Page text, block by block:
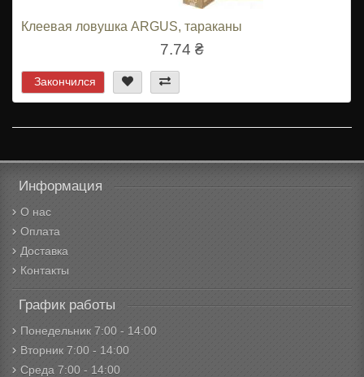
Клеевая ловушка ARGUS, тараканы
7.74 ₴
Закончился
Информация
О нас
Оплата
Доставка
Контакты
График работы
Понедельник 7:00 - 14:00
Вторник 7:00 - 14:00
Среда 7:00 - 14:00